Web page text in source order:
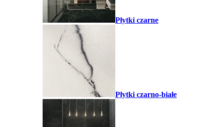
Płytki czarne
Płytki czarno-białe